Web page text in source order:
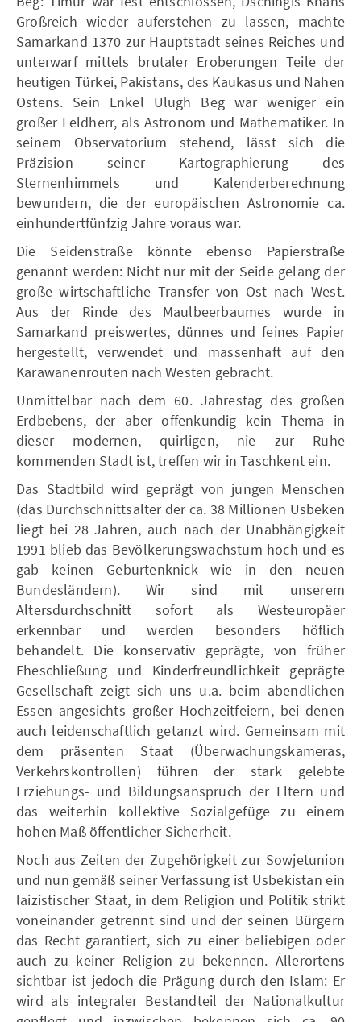
Großreich wieder auferstehen zu lassen, machte
Samarkand 1370 zur Hauptstadt seines Reiches und
unterwarf mittels brutaler Eroberungen Teile der
heutigen Türkei, Pakistans, des Kaukasus und Nahen
Ostens. Sein Enkel Ulugh Beg war weniger ein
großer Feldherr, als Astronom und Mathematiker. In
seinem Observatorium stehend, lässt sich die
Präzision seiner Kartographierung des
Sternenhimmels und Kalenderberechnung
bewundern, die der europäischen Astronomie ca.
einhundertfünfzig Jahre voraus war.
Die Seidenstraße könnte ebenso Papierstraße
genannt werden: Nicht nur mit der Seide gelang der
große wirtschaftliche Transfer von Ost nach West.
Aus der Rinde des Maulbeerbaumes wurde in
Samarkand preiswertes, dünnes und feines Papier
hergestellt, verwendet und massenhaft auf den
Karawanenrouten nach Westen gebracht.
Unmittelbar nach dem 60. Jahrestag des großen
Erdbebens, der aber offenkundig kein Thema in
dieser modernen, quirligen, nie zur Ruhe
kommenden Stadt ist, treffen wir in Taschkent ein.
Das Stadtbild wird geprägt von jungen Menschen
(das Durchschnittsalter der ca. 38 Millionen Usbeken
liegt bei 28 Jahren, auch nach der Unabhängigkeit
1991 blieb das Bevölkerungswachstum hoch und es
gab keinen Geburtenknick wie in den neuen
Bundesländern). Wir sind mit unserem
Altersdurchschnitt sofort als Westeuropäer
erkennbar und werden besonders höflich
behandelt. Die konservativ geprägte, von früher
Eheschließung und Kinderfreundlichkeit geprägte
Gesellschaft zeigt sich uns u.a. beim abendlichen
Essen angesichts großer Hochzeitfeiern, bei denen
auch leidenschaftlich getanzt wird. Gemeinsam mit
dem präsenten Staat (Überwachungskameras,
Verkehrskontrollen) führen der stark gelebte
Erziehungs- und Bildungsanspruch der Eltern und
das weiterhin kollektive Sozialgefüge zu einem
hohen Maß öffentlicher Sicherheit.
Noch aus Zeiten der Zugehörigkeit zur Sowjetunion
und nun gemäß seiner Verfassung ist Usbekistan ein
laizistischer Staat, in dem Religion und Politik strikt
voneinander getrennt sind und der seinen Bürgern
das Recht garantiert, sich zu einer beliebigen oder
auch zu keiner Religion zu bekennen. Allerortens
sichtbar ist jedoch die Prägung durch den Islam: Er
wird als integraler Bestandteil der Nationalkultur